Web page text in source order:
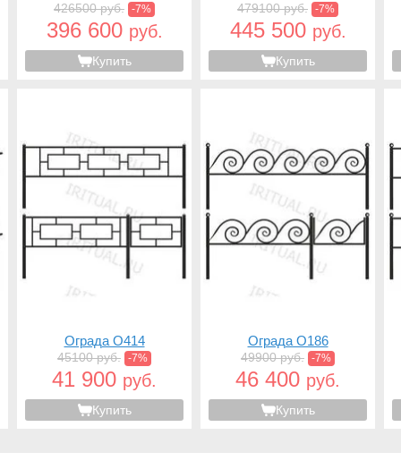
426500 руб. -7%
396 600 руб.
Купить
479100 руб. -7%
445 500 руб.
Купить
Ограда O414
45100 руб. -7%
41 900 руб.
Купить
Ограда O186
49900 руб. -7%
46 400 руб.
Купить